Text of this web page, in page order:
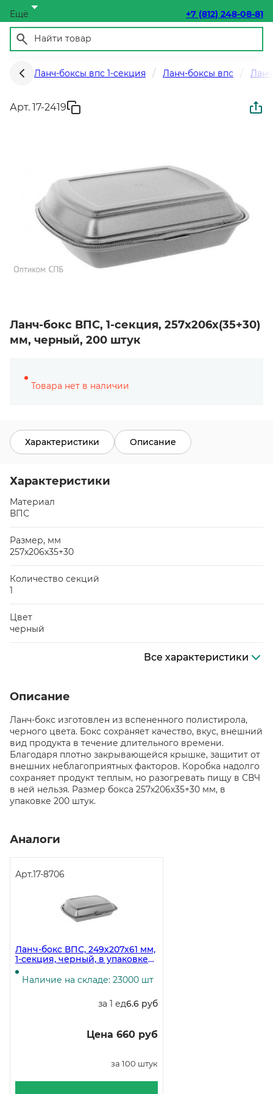
Ещё +7 (812) 248-08-81
Ланч-боксы впс 1-секция Ланч-боксы впс
Арт. 17-2419
Ланч-бокс ВПС, 1-секция, 257х206х(35+30)
мм, черный, 200 штук
Товара нет в наличии
Характеристики Описание
Характеристики
Материал
ВПС
Размер, мм
257х206х35+30
Количество секций
1
Цвет
черный
Все характеристики
Описание
Ланч-бокс изготовлен из вспененного полистирола,
черного цвета. Бокс сохраняет качество, вкус, внешний
вид продукта в течение длительного времени.
Благодаря плотно закрывающейся крышке, защитит от
внешних неблагоприятных факторов. Коробка надолго
сохраняет продукт теплым, но разогревать пищу в СВЧ
в ней нельзя. Размер бокса 257х206х35+30 мм, в
упаковке 200 штук.
Аналоги
Арт.17-8706
Ланч-бокс ВПС, 249х207х61 мм,
1-секция, черный, в упаковке
100 штук
Наличие на складе: 23000 шт
за 1 ед6.6 руб
Цена 660 руб
за 100 штук